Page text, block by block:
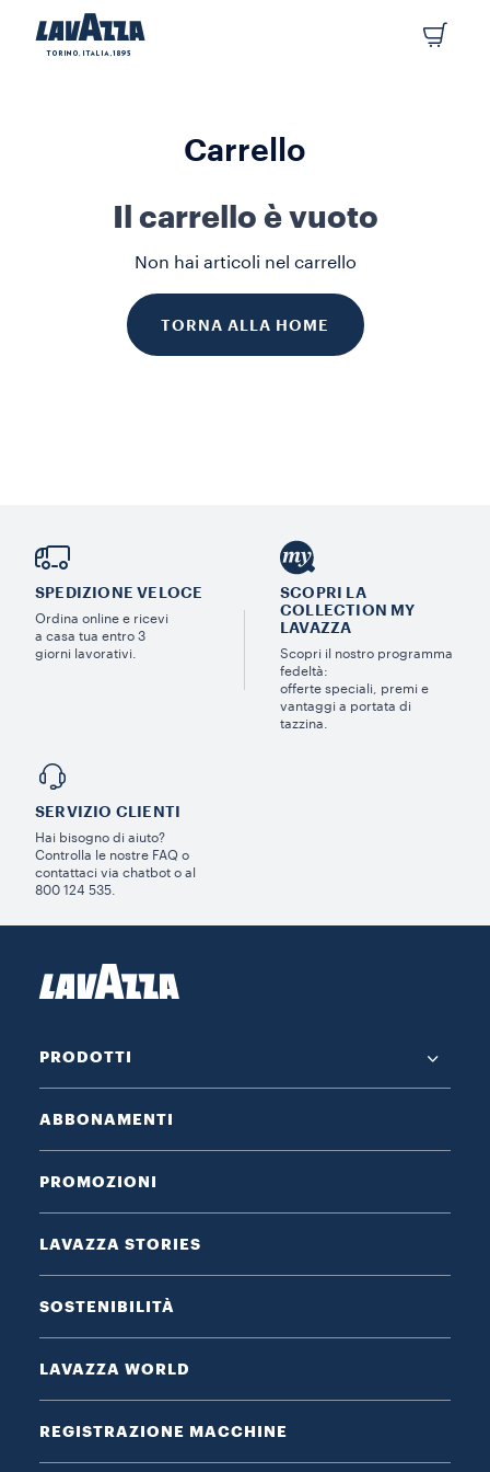
Carrello
Il carrello è vuoto
Non hai articoli nel carrello
TORNA ALLA HOME
SPEDIZIONE VELOCE
Ordina online e ricevi
a casa tua entro 3
giorni lavorativi.
SCOPRI LA
COLLECTION MY
LAVAZZA
Scopri il nostro programma
fedeltà:
offerte speciali, premi e
vantaggi a portata di
tazzina.
SERVIZIO CLIENTI​
Hai bisogno di aiuto?​
Controlla le nostre FAQ o
contattaci via chatbot o al
800 124 535.
PRODOTTI
ABBONAMENTI
PROMOZIONI
LAVAZZA STORIES
SOSTENIBILITÀ
LAVAZZA WORLD
REGISTRAZIONE MACCHINE